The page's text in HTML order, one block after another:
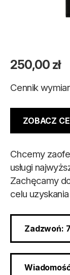
250,00 zł
Cennik
ZOBACZ
Chcemy
usługi
Zachęcamy
celu
Zadzwoń: